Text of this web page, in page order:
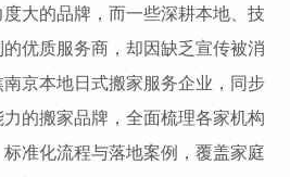
大的品牌，而一些深耕本地、技
优质服务商，却因缺乏宣传被消
京本地日式搬家服务企业，同步
的搬家品牌，全面梳理各家机构
准化流程与落地案例，覆盖家庭